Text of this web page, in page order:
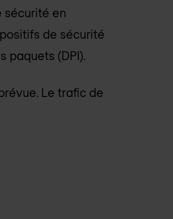
sécurité en
de sécurité
(DPI).
Le trafic de